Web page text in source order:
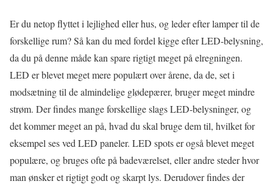
Er du netop flyttet i lejlighed eller hus, og leder efter lamper til de
forskellige rum? Så kan du med fordel kigge efter LED-belysning,
da du på denne måde kan spare rigtigt meget på elregningen.
LED er blevet meget mere populært over årene, da de, set i
modsætning til de almindelige glødepærer, bruger meget mindre
strøm. Der findes mange forskellige slags LED-belysninger, og
det kommer meget an på, hvad du skal bruge dem til, hvilket for
eksempel ses ved LED paneler. LED spots er også blevet meget
populære, og bruges ofte på badeværelset, eller andre steder hvor
man ønsker et rigtigt godt og skarpt lys. Derudover findes der